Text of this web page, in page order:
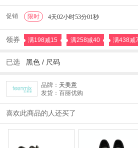
促销 限时 4天02小时53分00秒
领券 满198减15 满258减40 满438减
已选 黑色 / 尺码
品牌： 天美意
发货：百丽优购
喜欢此商品的人还买了